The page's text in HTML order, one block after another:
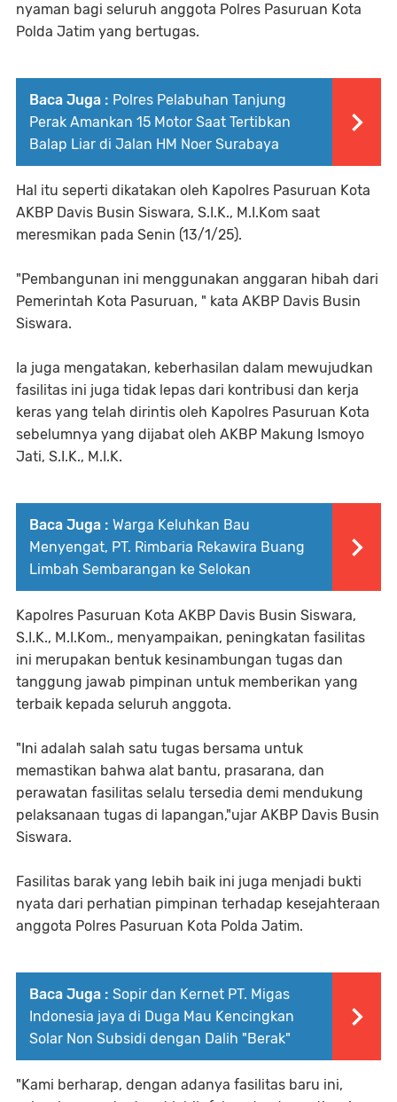
nyaman bagi seluruh anggota Polres Pasuruan Kota
Polda Jatim yang bertugas.
Baca Juga : Polres Pelabuhan Tanjung
Perak Amankan 15 Motor Saat Tertibkan
Balap Liar di Jalan HM Noer Surabaya
Hal itu seperti dikatakan oleh Kapolres Pasuruan Kota
AKBP Davis Busin Siswara, S.I.K., M.I.Kom saat
meresmikan pada Senin (13/1/25).
"Pembangunan ini menggunakan anggaran hibah dari
Pemerintah Kota Pasuruan, " kata AKBP Davis Busin
Siswara.
Ia juga mengatakan, keberhasilan dalam mewujudkan
fasilitas ini juga tidak lepas dari kontribusi dan kerja
keras yang telah dirintis oleh Kapolres Pasuruan Kota
sebelumnya yang dijabat oleh AKBP Makung Ismoyo
Jati, S.I.K., M.I.K.
Baca Juga : Warga Keluhkan Bau
Menyengat, PT. Rimbaria Rekawira Buang
Limbah Sembarangan ke Selokan
Kapolres Pasuruan Kota AKBP Davis Busin Siswara,
S.I.K., M.I.Kom., menyampaikan, peningkatan fasilitas
ini merupakan bentuk kesinambungan tugas dan
tanggung jawab pimpinan untuk memberikan yang
terbaik kepada seluruh anggota.
"Ini adalah salah satu tugas bersama untuk
memastikan bahwa alat bantu, prasarana, dan
perawatan fasilitas selalu tersedia demi mendukung
pelaksanaan tugas di lapangan,"ujar AKBP Davis Busin
Siswara.
Fasilitas barak yang lebih baik ini juga menjadi bukti
nyata dari perhatian pimpinan terhadap kesejahteraan
anggota Polres Pasuruan Kota Polda Jatim.
Baca Juga : Sopir dan Kernet PT. Migas
Indonesia jaya di Duga Mau Kencingkan
Solar Non Subsidi dengan Dalih "Berak"
"Kami berharap, dengan adanya fasilitas baru ini,